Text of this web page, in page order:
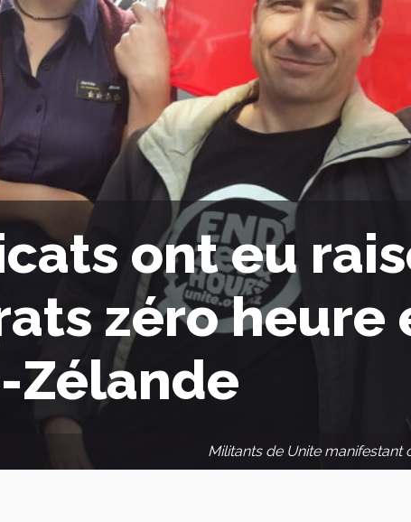
ont eu
zéro heure
Zélande
Militants de Unite